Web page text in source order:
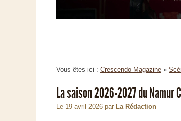
Vous êtes ici : Crescendo Magazine »
La saison 2026-2027 du Namur
Le 19 avril 2026 par La Rédaction